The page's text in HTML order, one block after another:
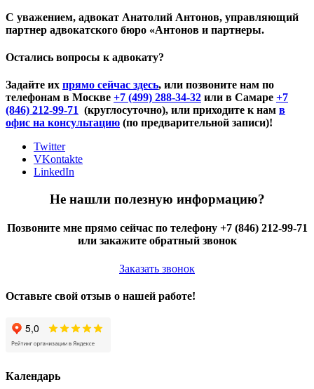
С уважением, адвокат Анатолий Антонов, управляющий
партнер адвокатского бюро «Антонов и партнеры.
Остались вопросы к адвокату?
Задайте их прямо сейчас здесь, или позвоните нам по
телефонам в Москве +7 (499) 288-34-32 или в Самаре +7
(846) 212-99-71 (круглосуточно), или приходите к нам в
офис на консультацию (по предварительной записи)!
Twitter
VKontakte
LinkedIn
Не нашли полезную информацию?
Позвоните мне прямо сейчас по телефону +7 (846) 212-99-71
или закажите обратный звонок
Заказать звонок
Оставьте свой отзыв о нашей работе!
Календарь